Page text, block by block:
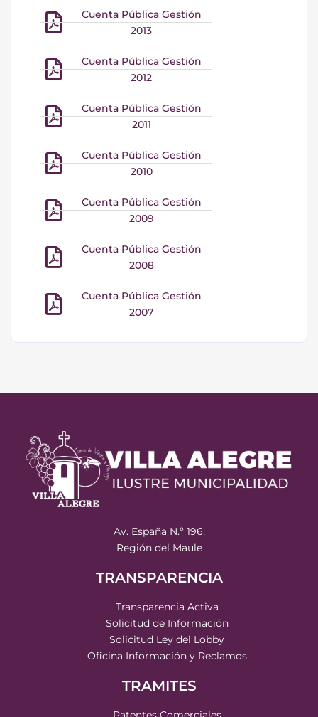
Cuenta Pública Gestión
2013
Cuenta Pública Gestión
2012
Cuenta Pública Gestión
2011
Cuenta Pública Gestión
2010
Cuenta Pública Gestión
2009
Cuenta Pública Gestión
2008
Cuenta Pública Gestión
2007
Av. España N.º 196,
Región del Maule
TRANSPARENCIA
Transparencia Activa
Solicitud de Información
Solicitud Ley del Lobby
Oficina Información y Reclamos
TRAMITES